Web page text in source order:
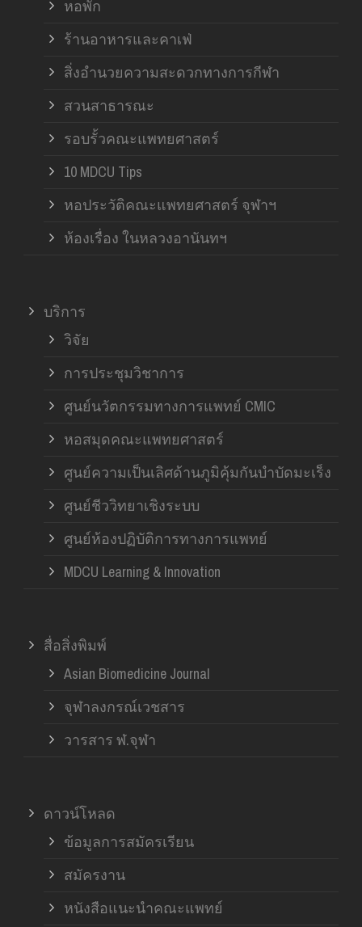
หอพัก
ร้านอาหารและคาเฟ่
สิ่งอำนวยความสะดวกทางการกีฬา
สวนสาธารณะ
รอบรั้วคณะแพทยศาสตร์
10 MDCU Tips
หอประวัติคณะแพทยศาสตร์ จุฬาฯ
ห้องเรื่อง ในหลวงอานันทฯ
บริการ
วิจัย
การประชุมวิชาการ
ศูนย์นวัตกรรมทางการแพทย์ CMIC
หอสมุดคณะแพทยศาสตร์
ศูนย์ความเป็นเลิศด้านภูมิคุ้มกันบำบัดมะเร็ง
ศูนย์ชีววิทยาเชิงระบบ
ศูนย์ห้องปฏิบัติการทางการแพทย์
MDCU Learning & Innovation
สื่อสิ่งพิมพ์
Asian Biomedicine Journal
จุฬาลงกรณ์เวชสาร
วารสาร ฬ.จุฬา
ดาวน์โหลด
ข้อมูลการสมัครเรียน
สมัครงาน
หนังสือแนะนำคณะแพทย์